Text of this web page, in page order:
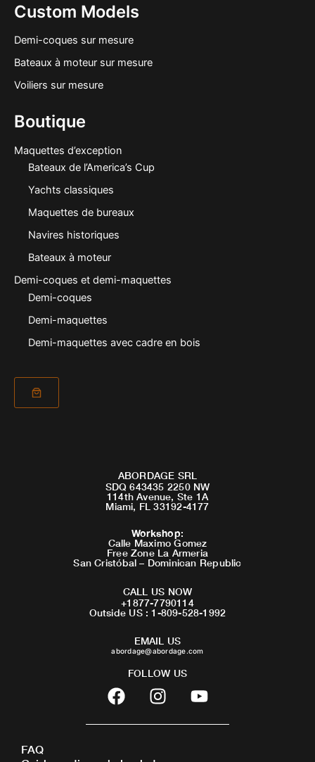
Custom Models
Demi-coques sur mesure
Bateaux à moteur sur mesure
Voiliers sur mesure
Boutique
Maquettes d’exception
Bateaux de l’America’s Cup
Yachts classiques
Maquettes de bureaux
Navires historiques
Bateaux à moteur
Demi-coques et demi-maquettes
Demi-coques
Demi-maquettes
Demi-maquettes avec cadre en bois
ABORDAGE SRL
SDQ 643435 2250 NW
114th Avenue, Ste 1A
Miami, FL 33192-4177
Workshop:
Calle Maximo Gomez
Free Zone La Armeria
San Cristóbal – Dominican Republic
CALL US NOW
+1877-7790114
Outside US : 1-809-528-1992
EMAIL US
abordage@abordage.com
FOLLOW US
F
a
c
b
I
n
s
Y
o
u
FAQ